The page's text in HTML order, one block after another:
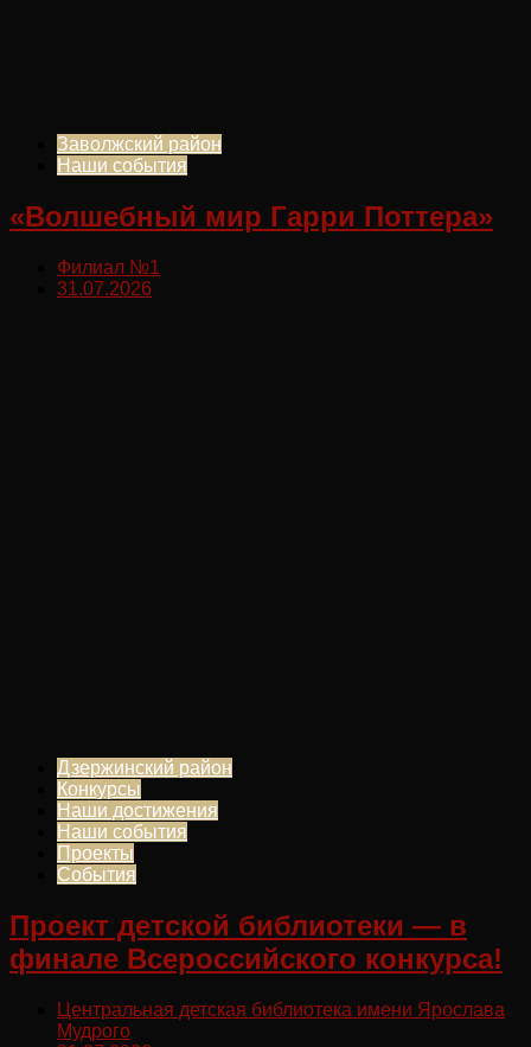
Заволжский район
Наши события
«Волшебный мир Гарри Поттера»
Филиал №1
31.07.2026
Дзержинский район
Конкурсы
Наши достижения
Наши события
Проекты
События
Проект детской библиотеки — в
финале Всероссийского конкурса!
Центральная детская библиотека имени Ярослава
Мудрого